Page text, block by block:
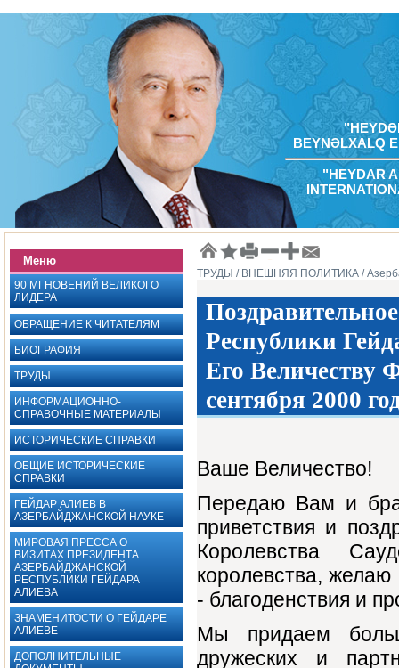
BEYNƏLXALQ
"HEYDAR
Меню
90 МГНОВЕНИЙ ВЕЛИКОГО
ЛИДЕРА
ОБРАЩЕНИЕ К ЧИТАТЕЛЯМ
БИОГРАФИЯ
ТРУДЫ
ИНФОРМАЦИОННО-
СПРАВОЧНЫЕ МАТЕРИАЛЫ
ИСТОРИЧЕСКИЕ СПРАВКИ
ОБЩИЕ ИСТОРИЧЕСКИЕ
СПРАВКИ
ГЕЙДАР АЛИЕВ В
АЗЕРБАЙДЖАНСКОЙ НАУКЕ
МИРОВАЯ ПРЕССА О
ВИЗИТАХ ПРЕЗИДЕНТА
АЗЕРБАЙДЖАНСКОЙ
РЕСПУБЛИКИ ГЕЙДАРА
АЛИЕВА
ЗНАМЕНИТОСТИ О ГЕЙДАРЕ
АЛИЕВЕ
ДОПОЛНИТЕЛЬНЫЕ
ТРУДЫ / ВНЕШНЯЯ ПОЛИТИКА /
Республики
Его Величеству
сентября 2000
Ваше Величество!
Передаю Вам и
приветствия и
Королевства
королевства, желаю
- благоденствия и
Мы придаем
дружеских и